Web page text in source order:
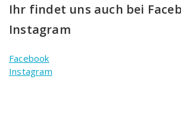
Ihr findet uns auch bei
Instagram
Facebook
Instagram